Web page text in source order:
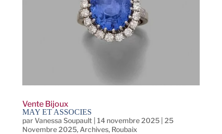
Vente Bijoux
MAY ET ASSOCIES
parVanessa Soupault 14 novembre 2025| 25
Novembre 2025, Archives, Roubaix